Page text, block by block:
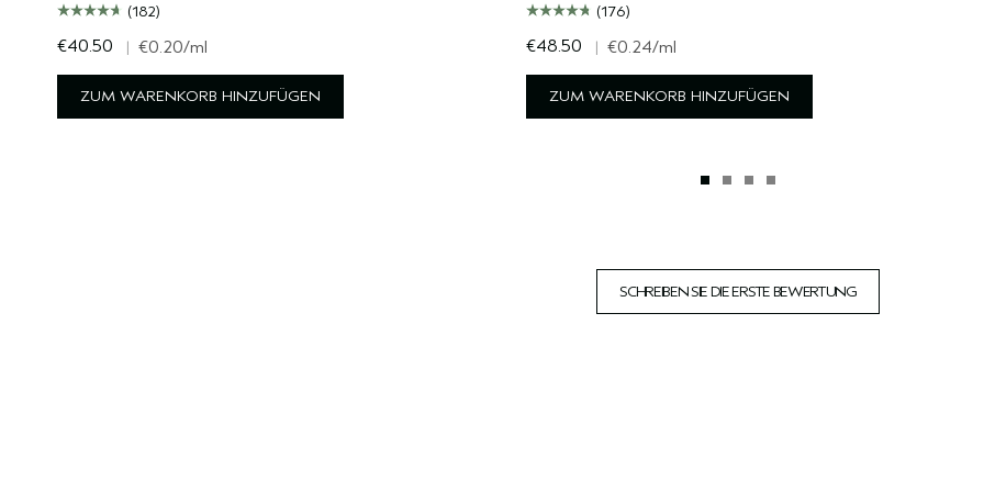
(182)
€40.50 | €0.20/ml
ZUM WARENKORB HINZUFÜGEN
(176)
€48.50 | €0.24/ml
ZUM WARENKORB HINZUFÜGEN
SCHREIBEN SIE DIE ERSTE BEWERTUNG